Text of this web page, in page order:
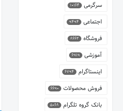
سرگرمی 10164
اجتماعی 9494
فروشگاه 8662
آموزشی 6919
اینستاگرام 6794
فروش محصولات 6690
بانک گروه تلگرام 5068